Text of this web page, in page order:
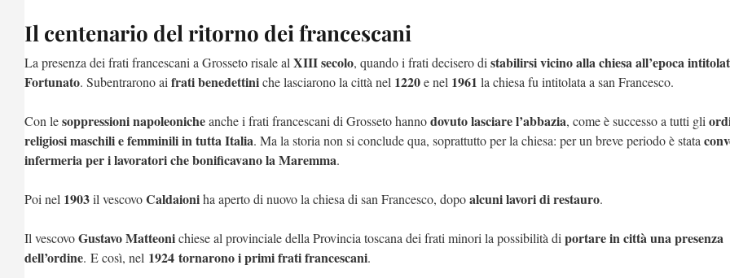
Il centenario del ritorno dei francescani
La presenza dei frati francescani a Grosseto risale al XIII secolo, quando i frati decisero di stabilirsi vicino alla chiesa all’epoca
Fortunato. Subentrarono ai frati benedettiniche lasciarono la città nel 1220e nel 1961 la chiesa fu intitolata a san Francesco.
Con lesoppressioni napoleonicheanche i frati francescani di Grosseto hannodovuto lasciare l’abbazia, come è successo a tutti gli
religiosi maschili e femminili in tutta Italia. Ma la storia non si conclude qua, soprattutto per la chiesa: per un breve periodo è stata
infermeria per i lavoratori che bonificavano la Maremma.
Poi nel 1903il vescovoCaldaioniha aperto di nuovo la chiesa di san Francesco, dopoalcuni lavori di restauro.
Il vescovoGustavo Matteonichiese al provinciale della Provincia toscana dei frati minori la possibilità di portare in città una presenza
dell’ordine. E così, nel 1924 tornarono i primi frati francescani.